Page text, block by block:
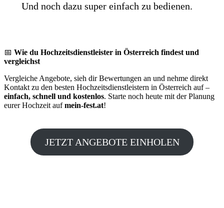
Und noch dazu super einfach zu bedienen.
📅 Wie du Hochzeitsdienstleister in Österreich findest und
vergleichst
Vergleiche Angebote, sieh dir Bewertungen an und nehme direkt
Kontakt zu den besten Hochzeitsdienstleistern in Österreich auf –
einfach, schnell und kostenlos. Starte noch heute mit der Planung
eurer Hochzeit aufmein-fest.at!
JETZT ANGEBOTE EINHOLEN